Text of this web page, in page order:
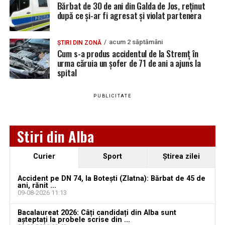
investițiilor, șoferii și pietonii sunt sfătuiți să respecte
semnalizarea temporară și să manifeste prudență în
zonele afectate de lucrări.
Adaugă teiusinfo.ro ca sursă
Urmărește Ziarul Unirea pe Social Media
YouTube Instagram
Ce spune IPJ Alba despre incident:
Potrivit IPJ Alba, la data de 21 iunie 2026, în jurul orei
12.12, Poliția Orașului Teiuș au fost sesizați, prin SNUAU
Bărbat de 30 de ani din Galda de Jos, reținut
după ce și-ar fi agresat și violat partenera
ȘTIRI DIN ZONĂ acum 2 săptămâni
Cum s-a produs accidentul de la Stremț în
urma căruia un șofer de 71 de ani a ajuns la
spital
PUBLICITATE
Stiri din Alba
Curier Sport Ştirea zilei
Accident pe DN 74, la Botești (Zlatna): Bărbat de 45 de
ani, rănit ...
09-08-2026 11:13
Bacalaureat 2026: Câți candidați din Alba sunt
așteptați la probele scrise din ...